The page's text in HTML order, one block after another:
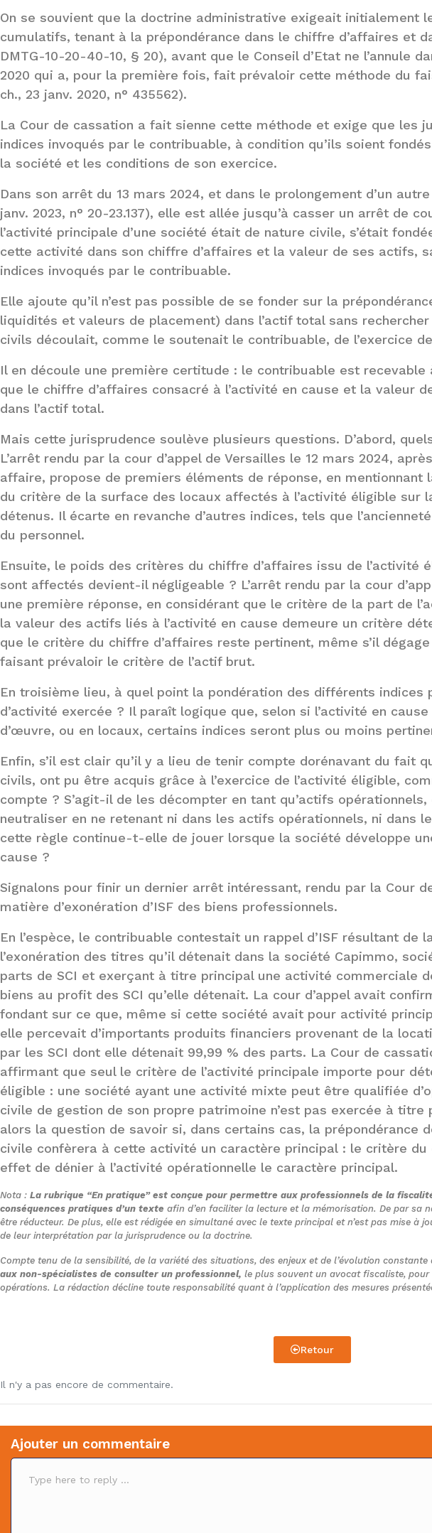
On se souvient que la doctrine administrative exigeait initialement
cumulatifs, tenant à la prépondérance dans le chiffre d’affaires et
DMTG-10-20-40-10, § 20), avant que le Conseil d’Etat ne l’annule
2020 qui a, pour la première fois, fait prévaloir cette méthode du
ch., 23 janv. 2020, n° 435562).
La Cour de cassation a fait sienne cette méthode et exige que les
indices invoqués par le contribuable, à condition qu’ils soient
la société et les conditions de son exercice.
Dans son arrêt du 13 mars 2024, et dans le prolongement d’un
janv. 2023, n° 20-23.137), elle est allée jusqu’à casser un arrêt de
l’activité principale d’une société était de nature civile, s’était
cette activité dans son chiffre d’affaires et la valeur de ses actifs,
indices invoqués par le contribuable.
Elle ajoute qu’il n’est pas possible de se fonder sur la
liquidités et valeurs de placement) dans l’actif total sans
civils découlait, comme le soutenait le contribuable, de l’exercice
Il en découle une première certitude : le contribuable est recevable
que le chiffre d’affaires consacré à l’activité en cause et la valeur
dans l’actif total.
Mais cette jurisprudence soulève plusieurs questions. D’abord,
L’arrêt rendu par la cour d’appel de Versailles le 12 mars 2024,
affaire, propose de premiers éléments de réponse, en
du critère de la surface des locaux affectés à l’activité éligible sur
détenus. Il écarte en revanche d’autres indices, tels que
du personnel.
Ensuite, le poids des critères du chiffre d’affaires issu de l’activité
sont affectés devient-il négligeable ? L’arrêt rendu par la cour
une première réponse, en considérant que le critère de la part de
la valeur des actifs liés à l’activité en cause demeure un critère
que le critère du chiffre d’affaires reste pertinent, même s’il
faisant prévaloir le critère de l’actif brut.
En troisième lieu, à quel point la pondération des différents
d’activité exercée ? Il paraît logique que, selon si l’activité en
d’œuvre, ou en locaux, certains indices seront plus ou moins
Enfin, s’il est clair qu’il y a lieu de tenir compte dorénavant du fait
civils, ont pu être acquis grâce à l’exercice de l’activité éligible,
compte ? S’agit-il de les décompter en tant qu’actifs
neutraliser en ne retenant ni dans les actifs opérationnels, ni dans
cette règle continue-t-elle de jouer lorsque la société développe
cause ?
Signalons pour finir un dernier arrêt intéressant, rendu par la Cour
matière d’exonération d’ISF des biens professionnels.
En l’espèce, le contribuable contestait un rappel d’ISF résultant de
l’exonération des titres qu’il détenait dans la société Capimmo,
parts de SCI et exerçant à titre principal une activité commerciale
biens au profit des SCI qu’elle détenait. La cour d’appel avait
fondant sur ce que, même si cette société avait pour activité
elle percevait d’importants produits financiers provenant de la
par les SCI dont elle détenait 99,99 % des parts. La Cour de
affirmant que seul le critère de l’activité principale importe pour
éligible : une société ayant une activité mixte peut être qualifiée
civile de gestion de son propre patrimoine n’est pas exercée à titre
alors la question de savoir si, dans certains cas, la prépondérance
civile confèrera à cette activité un caractère principal : le critère du
effet de dénier à l’activité opérationnelle le caractère principal.
Nota : La rubrique “En pratique” est conçue pour permettre aux professionnels de la
conséquences pratiques d’un texte afin d’en faciliter la lecture et la mémorisation. De par sa
être réducteur. De plus, elle est rédigée en simultané avec le texte principal et n’est pas mise à
de leur interprétation par la jurisprudence ou la doctrine.
Compte tenu de la sensibilité, de la variété des situations, des enjeux et de l’évolution
aux non-spécialistes de consulter un professionnel, le plus souvent un avocat fiscaliste,
opérations. La rédaction décline toute responsabilité quant à l’application des mesures
Retour
Il n'y a pas encore de commentaire.
Ajouter un commentaire
C